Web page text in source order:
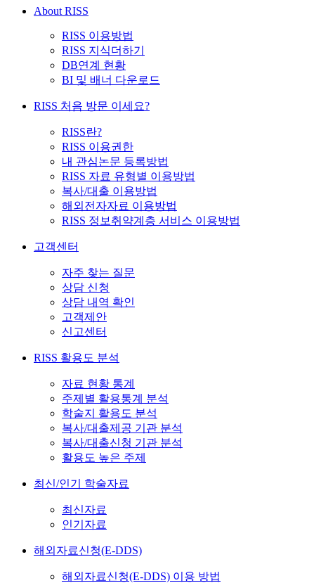
About RISS
RISS 이용방법
RISS 지식더하기
DB연계 현황
BI 및 배너 다운로드
RISS 처음 방문 이세요?
RISS란?
RISS 이용권한
내 관심논문 등록방법
RISS 자료 유형별 이용방법
복사/대출 이용방법
해외전자자료 이용방법
RISS 정보취약계층 서비스 이용방법
고객센터
자주 찾는 질문
상담 신청
상담 내역 확인
고객제안
신고센터
RISS 활용도 분석
자료 현황 통계
주제별 활용통계 분석
학술지 활용도 분석
복사/대출제공 기관 분석
복사/대출신청 기관 분석
활용도 높은 주제
최신/인기 학술자료
최신자료
인기자료
해외자료신청(E-DDS)
해외자료신청(E-DDS) 이용 방법